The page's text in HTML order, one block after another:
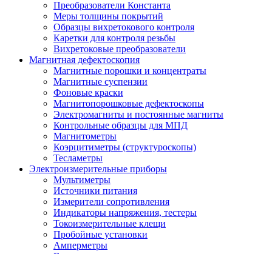
Преобразователи Константа
Меры толщины покрытий
Образцы вихретокового контроля
Каретки для контроля резьбы
Вихретоковые преобразователи
Магнитная дефектоскопия
Магнитные порошки и концентраты
Магнитные суспензии
Фоновые краски
Магнитопорошковые дефектоскопы
Электромагниты и постоянные магниты
Контрольные образцы для МПД
Магнитометры
Коэрцитиметры (структуроскопы)
Тесламетры
Электроизмерительные приборы
Мультиметры
Источники питания
Измерители сопротивления
Индикаторы напряжения, тестеры
Токоизмерительные клещи
Пробойные установки
Амперметры